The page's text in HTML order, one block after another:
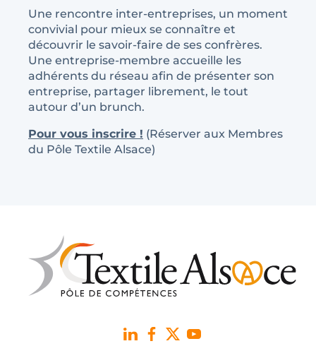
Une rencontre inter-entreprises, un moment
convivial pour mieux se connaître et
découvrir le savoir-faire de ses confrères.
Une entreprise-membre accueille les
adhérents du réseau afin de présenter son
entreprise, partager librement, le tout
autour d’un brunch.
Pour vous inscrire ! (Réserver aux Membres
du Pôle Textile Alsace)